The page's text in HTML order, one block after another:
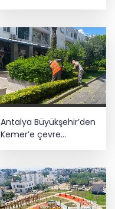
göndermeli paylaşım:
devam ediyor hâlâ
Antalya Büyükşehir’den
Kemer’e çevre